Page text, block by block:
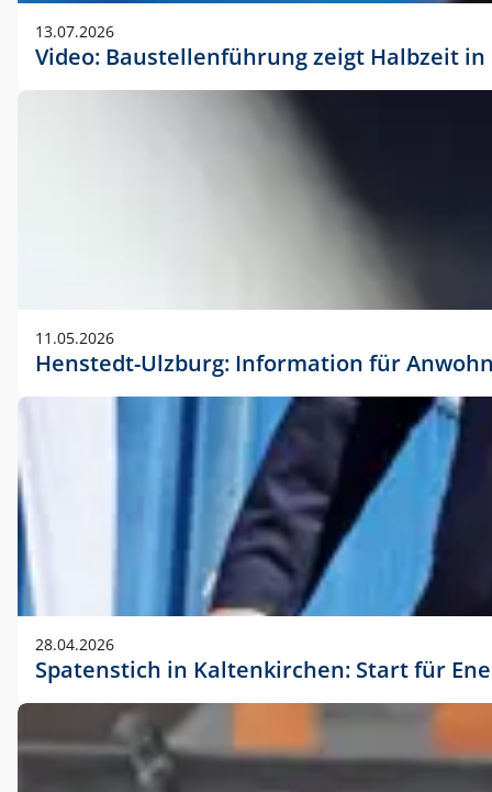
13.07.2026
Video: Baustellenführung zeigt Halbzeit
11.05.2026
Henstedt-Ulzburg: Information für
28.04.2026
Spatenstich in Kaltenkirchen: Start für